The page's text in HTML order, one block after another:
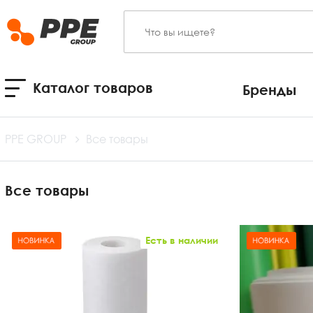
Каталог товаров Бренды
PPE GROUP Все товары
Все товары
Есть в наличии